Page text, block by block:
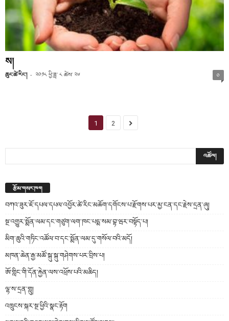
ས།
ཆུང་ཚེ་རིང་། - ༢༠༡༨ ཕྱི་ཟླ་ ༨ ཚེས་ ༢༦ ༠
1 2
རྩོམ་གསར་ཁག
བཀའ་ཟུར་ཇོ་དཔལ་དཔལ་འབྱོར་ཚེ་རིང་མཆོག་དགོངས་པ་རྫོགས་པར་མྱ་ངན་དང་རྗེས་དྲན་ཞུ།
སྔ་འགྱུར་སྨོན་ལམ་དང་གཙུག་ལག་ཁང་པདྨ་སམ་བྷ་ཝར་བསྟོད་པ།
མིག་ཆུའི་གཏིང་འཚོལ་བ་དང་སྨོན་ལམ་དུ་གསོལ་བའི་མདོ།
མཁན་ཆེན་རྒྱ་མཚོ་སྐུ་སྐུ་གཤེགས་པར་བྲིས་པ།
ཨོ་གླིང་གི་དོན་རྐྱེན་ལས་འཕྲོས་པའི་མཆིད།
ལྷ་ས་དྲན་གླུ།
འཁྲུངས་སྐར་སྔ་ཕྱིའི་སྣང་རྟོག